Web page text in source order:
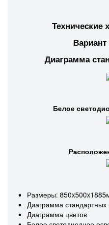
Технические
Диаграмма
Белое
Размеры:
Диаграмма стандартных
Диаграмма цветов